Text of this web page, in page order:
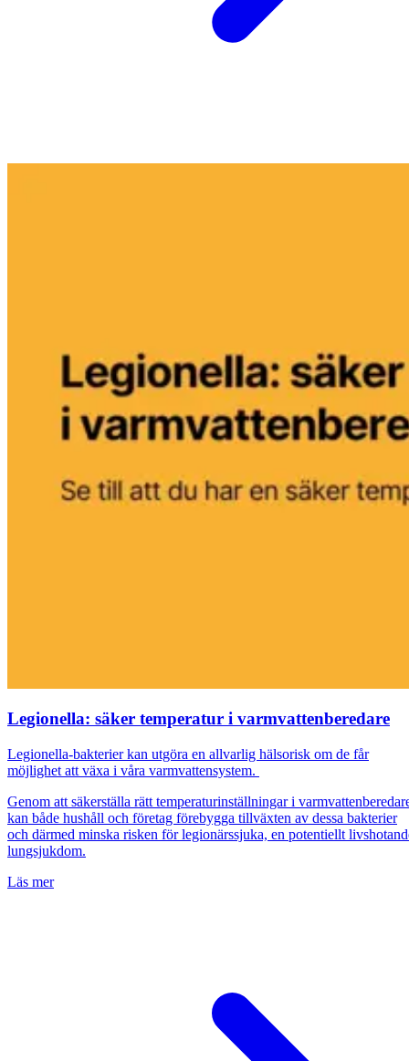
Legionella: säker temperatur i varmvattenberedare
Legionella-bakterier kan utgöra en allvarlig hälsorisk om de får
möjlighet att växa i våra varmvattensystem.
Genom att säkerställa rätt temperaturinställningar i
kan både hushåll och företag förebygga tillväxten av dessa bakterier
och därmed minska risken för legionärssjuka, en potentiellt
lungsjukdom.
Läs mer